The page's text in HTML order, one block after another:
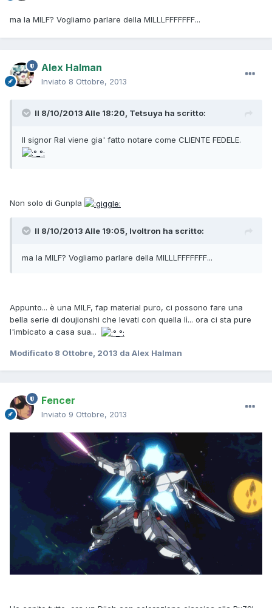
ma la MILF? Vogliamo parlare della MILLLFFFFFFF...
Alex Halman
Inviato 8 Ottobre, 2013
Il 8/10/2013 Alle 18:20, Tetsuya ha scritto:
Il signor Ral viene gia' fatto notare come CLIENTE FEDELE.
Non solo di Gunpla
Il 8/10/2013 Alle 19:05, Ivoltron ha scritto:
ma la MILF? Vogliamo parlare della MILLLFFFFFFF...
Appunto... è una MILF, fap material puro, ci possono fare una
bella serie di doujionshi che levati con quella lì... ora ci sta pure
l'imbicato a casa sua...
Modificato 8 Ottobre, 2013 da Alex Halman
Fencer
Inviato 9 Ottobre, 2013